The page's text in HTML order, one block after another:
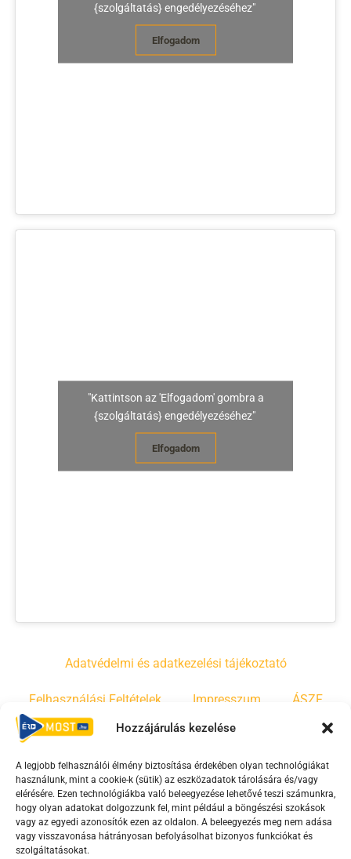
Hozzájárulás kezelése
A legjobb felhasználói élmény biztosítása érdekében olyan technológiákat
használunk, mint a cookie-k (sütik) az eszközadatok tárolására és/vagy
elérésére. Ezen technológiákba való beleegyezése lehetővé teszi számunkra,
hogy olyan adatokat dolgozzunk fel, mint például a böngészési szokások
vagy az egyedi azonosítók ezen az oldalon. A beleegyezés meg nem adása
vagy visszavonása hátrányosan befolyásolhat bizonyos funkciókat és
szolgáltatásokat.
{szolgáltatás} engedélyezéséhez"
Elfogadom
"Kattintson az 'Elfogadom' gombra a
{szolgáltatás} engedélyezéséhez"
Elfogadom
Adatvédelmi és adatkezelési tájékoztató
Felhasználási Feltételek Impresszum ÁSZF
Irányelvek Moderálási szabályzat
F
a
c
e
Y
o
u
t
T
i
k